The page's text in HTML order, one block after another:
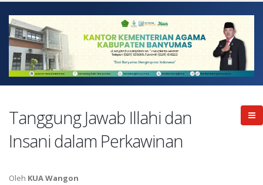
Tanggung Jawab Illahi dan
Insani dalam Perkawinan
Oleh KUA Wangon